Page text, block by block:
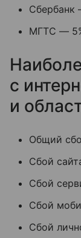
Сбербанк
МГТС —
с
и
Общий
Сбой
Сбой
Сбой
Сбой